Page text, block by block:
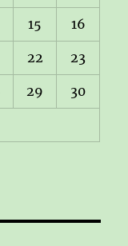
15 16
22 23
29 30